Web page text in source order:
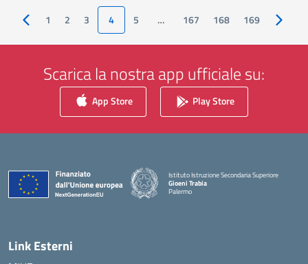
Pagina precedente
1 2 3 4 5 … 167 168 169
Scarica la nostra app ufficiale su:
App Store Play Store
Istituto Istruzione Secondaria Superiore
Gioeni Trabia
Palermo
Link Esterni